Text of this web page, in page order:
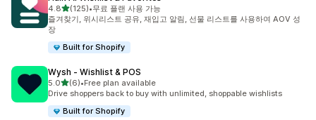
4.8별 5개 중
(125)
총 리뷰 125개
•무료 플랜 사용 가능
즐겨찾기, 위시리스트 공유, 재입고 알림, 선물 리스트를 사용하여 AOV 성
장
Built for Shopify
Wysh ‑ Wishlist & POS
5.0별 5개 중
(6)
총 리뷰 6개
•Free plan available
Drive shoppers back to buy with unlimited, shoppable wishlists
Built for Shopify